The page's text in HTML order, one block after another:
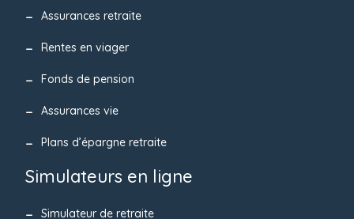
Assurances retraite
Rentes en viager
Fonds de pension
Assurances vie
Plans d’épargne retraite
Simulateurs en ligne
Simulateur de retraite